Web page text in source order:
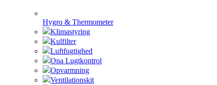
Hygro & Thermometer
Klimastyring
Kulfilter
Luftfugtighed
Ona Lugtkontrol
Opvarmning
Ventilationskit